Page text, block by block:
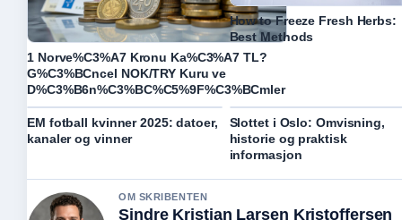
1 Norve%C3%A7 Kronu Ka%C3%A7 TL?
G%C3%BCncel NOK/TRY Kuru ve
D%C3%B6n%C3%BC%C5%9F%C3%BCmler
How to Freeze Fresh Herbs:
Best Methods
EM fotball kvinner 2025: datoer,
kanaler og vinner
Slottet i Oslo: Omvisning,
historie og praktisk
informasjon
OM SKRIBENTEN
Sindre Kristian Larsen Kristoffersen